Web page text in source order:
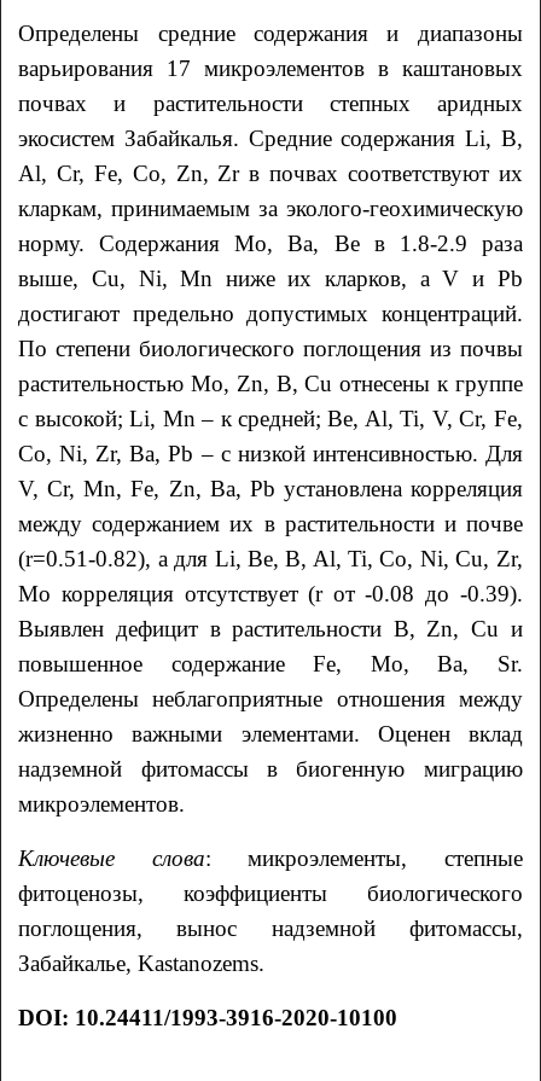
Определены средние содержания и диапазоны
варьирования 17 микроэлементов в каштановых
почвах и растительности степных аридных
экосистем Забайкалья. Средние содержания Li, B,
Al, Cr, Fe, Co, Zn, Zr в почвах соответствуют их
кларкам, принимаемым за эколого-геохимическую
норму. Содержания Mo, Ba, Be в 1.8-2.9 раза
выше, Cu, Ni, Mn ниже их кларков, а V и Pb
достигают предельно допустимых концентраций.
По степени биологического поглощения из почвы
растительностью Мо, Zn, B, Cu отнесены к группе
с высокой; Li, Mn – к средней; Be, Al, Ti, V, Cr, Fe,
Co, Ni, Zr, Ba, Pb – с низкой интенсивностью. Для
V, Cr, Mn, Fe, Zn, Ba, Pb установлена корреляция
между содержанием их в растительности и почве
(r=0.51-0.82), а для Li, Be, B, Al, Ti, Co, Ni, Cu, Zr,
Mo корреляция отсутствует (r от -0.08 до -0.39).
Выявлен дефицит в растительности B, Zn, Cu и
повышенное содержание Fe, Mo, Ba, Sr.
Определены неблагоприятные отношения между
жизненно важными элементами. Оценен вклад
надземной фитомассы в биогенную миграцию
микроэлементов.
Ключевые слова: микроэлементы, степные
фитоценозы, коэффициенты биологического
поглощения, вынос надземной фитомассы,
Забайкалье, Kastanozems.
DOI: 10.24411/1993-3916-2020-10100